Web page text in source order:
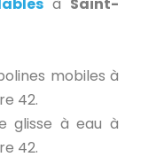
mobiles à
42.
glisse à eau à
42.